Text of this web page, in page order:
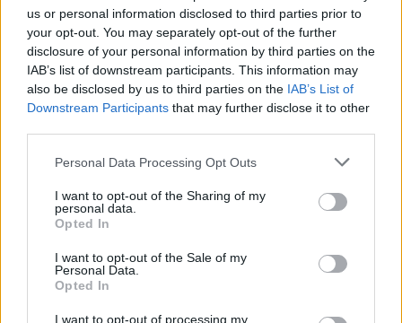
us or personal information disclosed to third parties prior to
your opt-out. You may separately opt-out of the further
disclosure of your personal information by third parties on the
IAB’s list of downstream participants. This information may
also be disclosed by us to third parties on the IAB’s List of
Downstream Participants that may further disclose it to other
Please note that this website/app uses one or more Google
not limited to your visit or usage behaviour. You may click to
grant or deny consent to Google and its third-party tags to
use your data for below specified purposes in below Google
consent section.
Personal Data Processing Opt Outs
I want to opt-out of the Sharing of my
personal data.
Opted In
I want to opt-out of the Sale of my
Personal Data.
Opted In
I want to opt-out of processing my
Ίσως το αστέρι της αναρρίχησης να θέλει να
επικεντρωθεί στο Ευρωπαϊκό και το Παγκόσμιο
Πρωτάθλημα, που διεξάγονται σε τεχνητές πίστες
και αποτελούνται από τρεις διαφορετικές
κατηγορίες αναρρίχησης, ίσως να ακολουθεί το
παράδειγμα της Naomi Osakaκαι της
Simone
, που αποφάσισαν να αποσυρθούν
προσωρινά από τον πρωταθλητισμό και να
φροντίσουν την ψυχική τους υγεία. Στο παρελθόν η
Garnbretείχε αναφερθεί στην πίεση που νιώθει
ως η πρώτη χρυσή ολυμπιονίκης της αναρρίχησης